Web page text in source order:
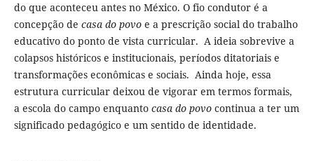
do que aconteceu antes no México. O fio condutor é a
concepção de casa do povoe a prescrição social do trabalho
educativo do ponto de vista curricular. A ideia sobrevive a
colapsos históricos e institucionais, períodos ditatoriais e
transformações econômicas e sociais. Ainda hoje, essa
estrutura curricular deixou de vigorar em termos formais,
a escola do campo enquanto casa do povocontinua a ter um
significado pedagógico e um sentido de identidade.